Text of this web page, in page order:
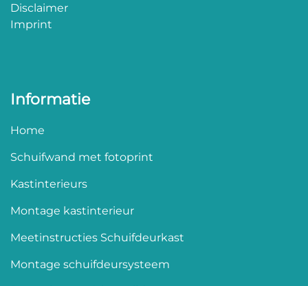
Disclaimer
Imprint
Informatie
Home
Schuifwand met fotoprint
Kastinterieurs
Montage kastinterieur
Meetinstructies Schuifdeurkast
Montage schuifdeursysteem